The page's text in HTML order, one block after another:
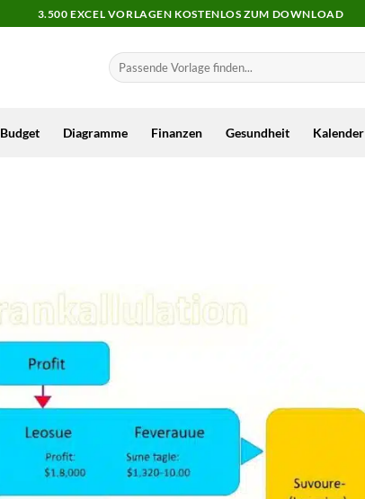
3.500 EXCEL VORLAGEN KOSTENLOS ZUM DOWNLOAD
Budget Diagramme Finanzen Gesundheit Kalender